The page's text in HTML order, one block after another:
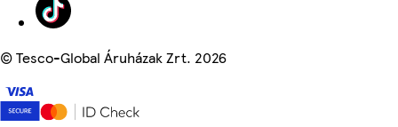
©Tesco-Global Áruházak Zrt. 2026